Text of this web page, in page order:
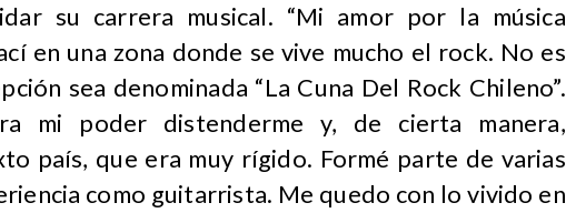
su carrera musical. “Mi amor por la música
en una zona donde se vive mucho el rock. No es
sea denominada “La Cuna Del Rock Chileno”.
mi poder distenderme y, de cierta manera,
país, que era muy rígido. Formé parte de varias
como guitarrista. Me quedo con lo vivido en